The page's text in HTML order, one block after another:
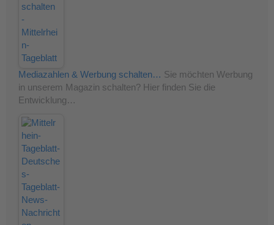
Mediazahlen & Werbung schalten… Sie möchten Werbung
in unserem Magazin schalten? Hier finden Sie die
Entwicklung…